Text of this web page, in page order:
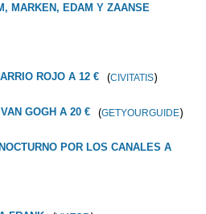
MARKEN, EDAM Y ZAANSE
ROJO A 12 € (CIVITATIS)
GOGH A 20 € (GETYOURGUIDE)
POR LOS CANALES A